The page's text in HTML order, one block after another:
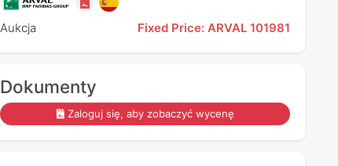
Aukcja Fixed Price: ARVAL 101981
Dokumenty
Zaloguj się, aby zobaczyć wycenę